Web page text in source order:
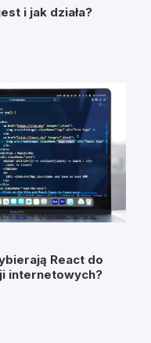
i jak działa?
React do
internetowych?